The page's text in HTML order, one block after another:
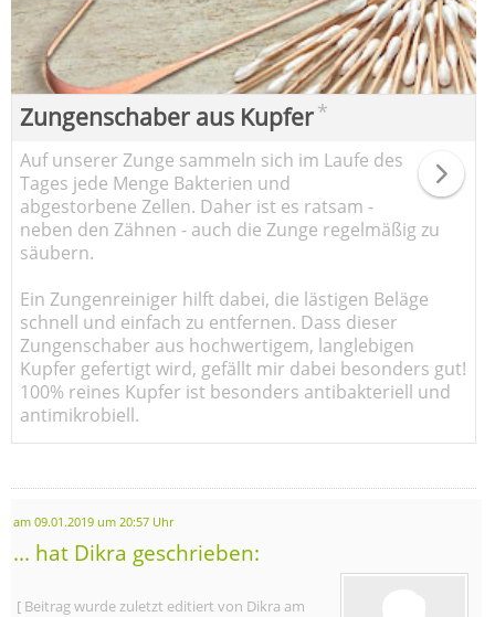
Zungenschaber aus Kupfer*
Auf unserer Zunge sammeln sich im Laufe des
Tages jede Menge Bakterien und
abgestorbene Zellen. Daher ist es ratsam -
neben den Zähnen - auch die Zunge regelmäßig zu
säubern.
Ein Zungenreiniger hilft dabei, die lästigen Beläge
schnell und einfach zu entfernen. Dass dieser
Zungenschaber aus hochwertigem, langlebigen
Kupfer gefertigt wird, gefällt mir dabei besonders gut!
100% reines Kupfer ist besonders antibakteriell und
antimikrobiell.
am 09.01.2019 um 20:57 Uhr
... hat Dikra geschrieben:
[ Beitrag wurde zuletzt editiert von Dikra am